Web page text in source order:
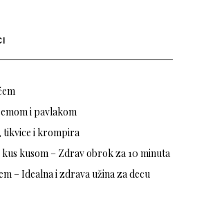
i pavlakom
tikvice i krompira
kus kusom – Zdrav obrok za 10 minuta
– Idealna i zdrava užina za decu